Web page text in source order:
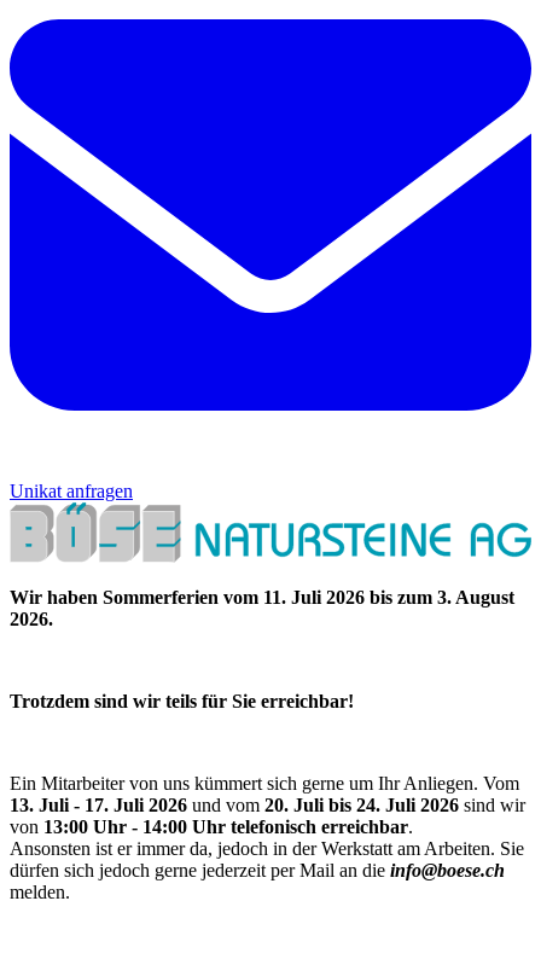
Unikat anfragen
Wir haben Sommerferien vom 11. Juli 2026 bis zum 3. August
2026.
Trotzdem sind wir teils für Sie erreichbar!
Ein Mitarbeiter von uns kümmert sich gerne um Ihr Anliegen. Vom
13. Juli - 17. Juli 2026 und vom 20. Juli bis 24. Juli 2026 sind wir
von 13:00 Uhr - 14:00 Uhr telefonisch erreichbar.
Ansonsten ist er immer da, jedoch in der Werkstatt am Arbeiten. Sie
dürfen sich jedoch gerne jederzeit per Mail an die info@boese.ch
melden.